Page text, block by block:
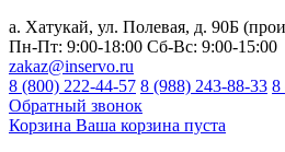
а. Хатукай, ул. Полевая, д. 90Б
Пн-Пт: 9:00-18:00 Сб-Вс: 9:00-15:00
zakaz@inservo.ru
8 (800) 222-44-57 8 (988) 243-88-33 8
Обратный звонок
Корзина Ваша корзина пуста